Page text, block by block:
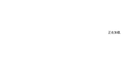
正在加载